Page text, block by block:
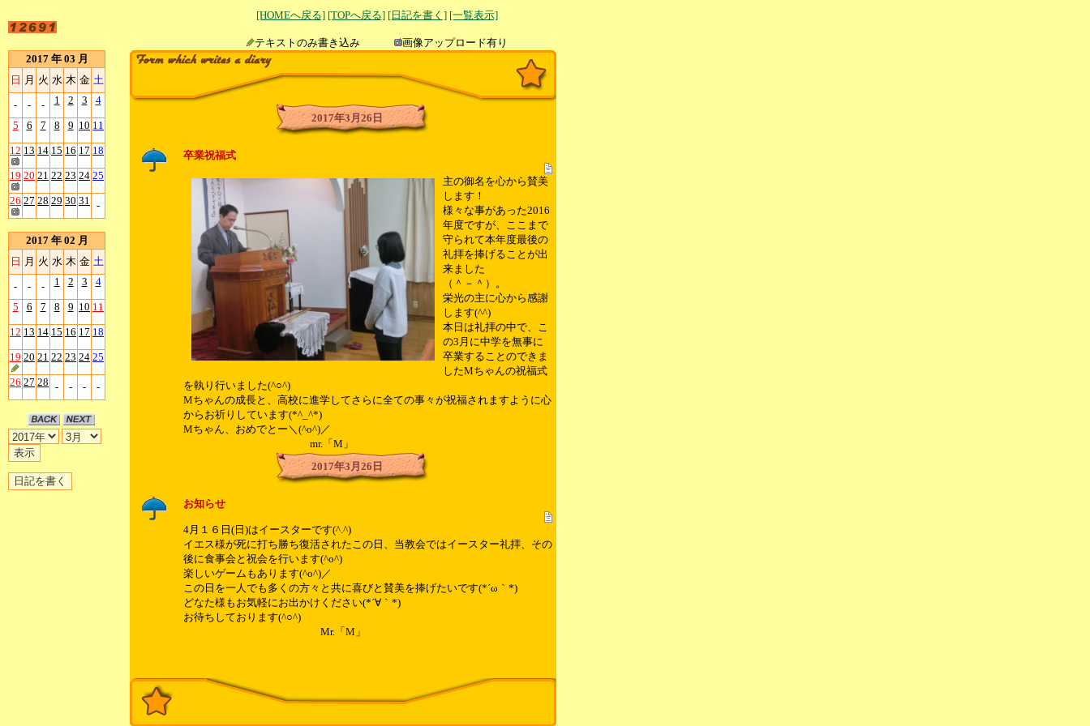
[HOMEへ戻る] [TOPへ戻る] [日記を書く] [一覧表示]
テキストのみ書き込み
画像アップロード有り
2017 年 03 月
日 月 火 水 木 金 土
- - - 1 2 3 4
5 6 7 8 9 10 11
12 13 14 15 16 17 18
19 20 21 22 23 24 25
26 27 28 29 30 31 -
2017 年 02 月
日 月 火 水 木 金 土
- - - 1 2 3 4
5 6 7 8 9 10 11
12 13 14 15 16 17 18
19 20 21 22 23 24 25
26 27 28 - - - -
2017年3月26日
卒業祝福式
主の御名を心から賛美
します！
様々な事があった2016
年度ですが、ここまで
守られて本年度最後の
礼拝を捧げることが出
来ました
（＾－＾）。
栄光の主に心から感謝
します(^^)
本日は礼拝の中で、こ
の3月に中学を無事に
卒業することのできま
したMちゃんの祝福式
を執り行いました(^○^)
Mちゃんの成長と、高校に進学してさらに全ての事々が祝福されますように心
からお祈りしています(*^_^*)
Mちゃん、おめでとー＼(^o^)／
mr.「M」
2017年3月26日
お知らせ
4月１６日(日)はイースターです(^.^)
イエス様が死に打ち勝ち復活されたこの日、当教会ではイースター礼拝、その
後に食事会と祝会を行います(^o^)
楽しいゲームもあります(^o^)／
この日を一人でも多くの方々と共に喜びと賛美を捧げたいです(*´ω｀*)
どなた様もお気軽にお出かけください(*´∀｀*)
お待ちしております(^○^)
Mr.「M」